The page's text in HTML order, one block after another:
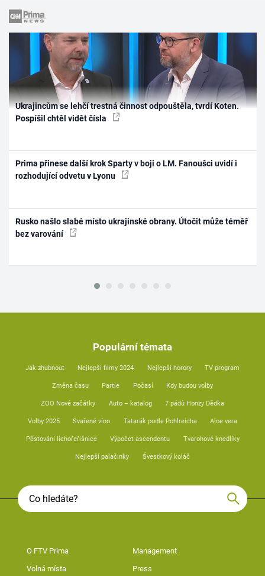
Ukrajincům se lehčí trestná činnost odpouštěla, tvrdí Koten.
Pospíšil chtěl vidět čísla
Prima přinese další krok Sparty v boji o LM. Fanoušci uvidí i
rozhodující odvetu v Lyonu
Rusko našlo slabé místo ukrajinské obrany. Útočit může téměř
bez varování
Populární témata
Jak zhubnout Nejlepší filmy 2024 Nejlepší horory TV program
Změna času Partie Počasí Kdy budou volby
ZOO Nové začátky Auto – katalog 7 pádů Honzy Dědka
Volby 2025 Svařené víno Tatarák podle Pohlreicha Aloe vera
Pěstování lichořeřišnice Výpočet ascendentu Tvarohové knedlíky
Nejlepší palačinky Švestkový koláč
O FTV Prima Management
Volná místa Press